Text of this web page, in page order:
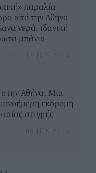
παραλία
από την Αθήνα
νερά, ιδανική
μπάνια
⸻ 14 JUN 2025
στην Αθήνα; Μια
εκδρομή
στιγμής
⸻ 08 JUN 2025